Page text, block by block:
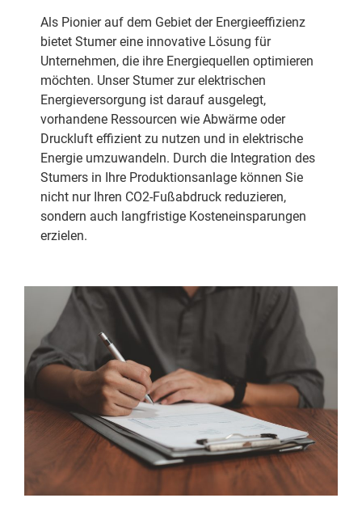
Als Pionier auf dem Gebiet der Energieeffizienz
bietet Stumer eine innovative Lösung für
Unternehmen, die ihre Energiequellen optimieren
möchten. Unser Stumer zur elektrischen
Energieversorgung ist darauf ausgelegt,
vorhandene Ressourcen wie Abwärme oder
Druckluft effizient zu nutzen und in elektrische
Energie umzuwandeln. Durch die Integration des
Stumers in Ihre Produktionsanlage können Sie
nicht nur Ihren CO2-Fußabdruck reduzieren,
sondern auch langfristige Kosteneinsparungen
erzielen.